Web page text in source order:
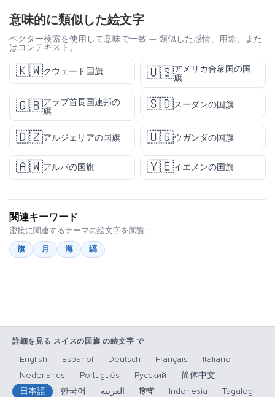
意味的に類似した絵文字
ベクター検索を使用して意味で一致 — 類似した感情、用途、また
はコンテキスト。
🇰🇼クウェート国旗 🇺🇸アメリカ合衆国の国
旗
🇬🇧アラブ首長国連邦の
旗
🇸🇩スーダンの国旗
🇩🇿アルジェリアの国旗 🇺🇬ウガンダの国旗
🇦🇼アルバの国旗 🇾🇪イエメンの国旗
関連キーワード
密接に関連するテーマの絵文字を閲覧：
旗
月 海 縞
詳細を見る スイスの国旗 の絵文字 で
English Español Deutsch Français
Italiano
Nederlands
Português Русский
简体中文
日本語
한국어 العربية हिन्दी Indonesia Tagalog